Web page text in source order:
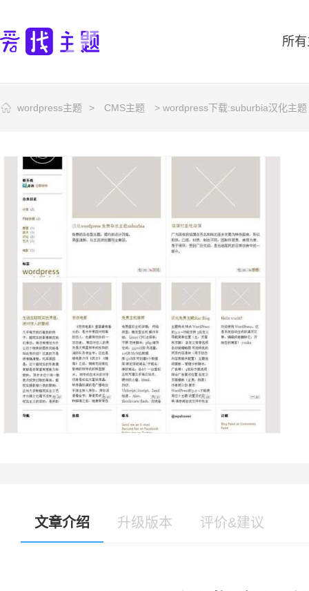
所
wordpress主题 > CMS主题 > wordpress下载:suburbia汉化主题
文章介绍 升级版本 评价&建议